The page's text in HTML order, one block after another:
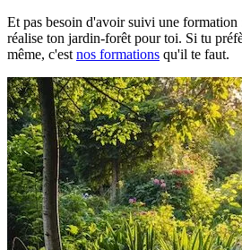
Et pas besoin d'avoir suivi une
réalise ton jardin-forêt pour toi. Si tu
même, c'est nos formations qu'il te faut.